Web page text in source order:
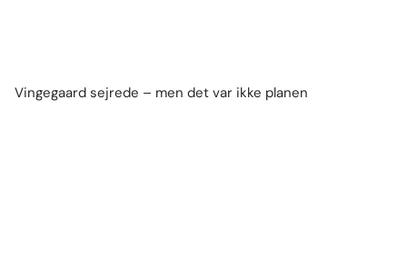
Vingegaard sejrede – men det var ikke planen